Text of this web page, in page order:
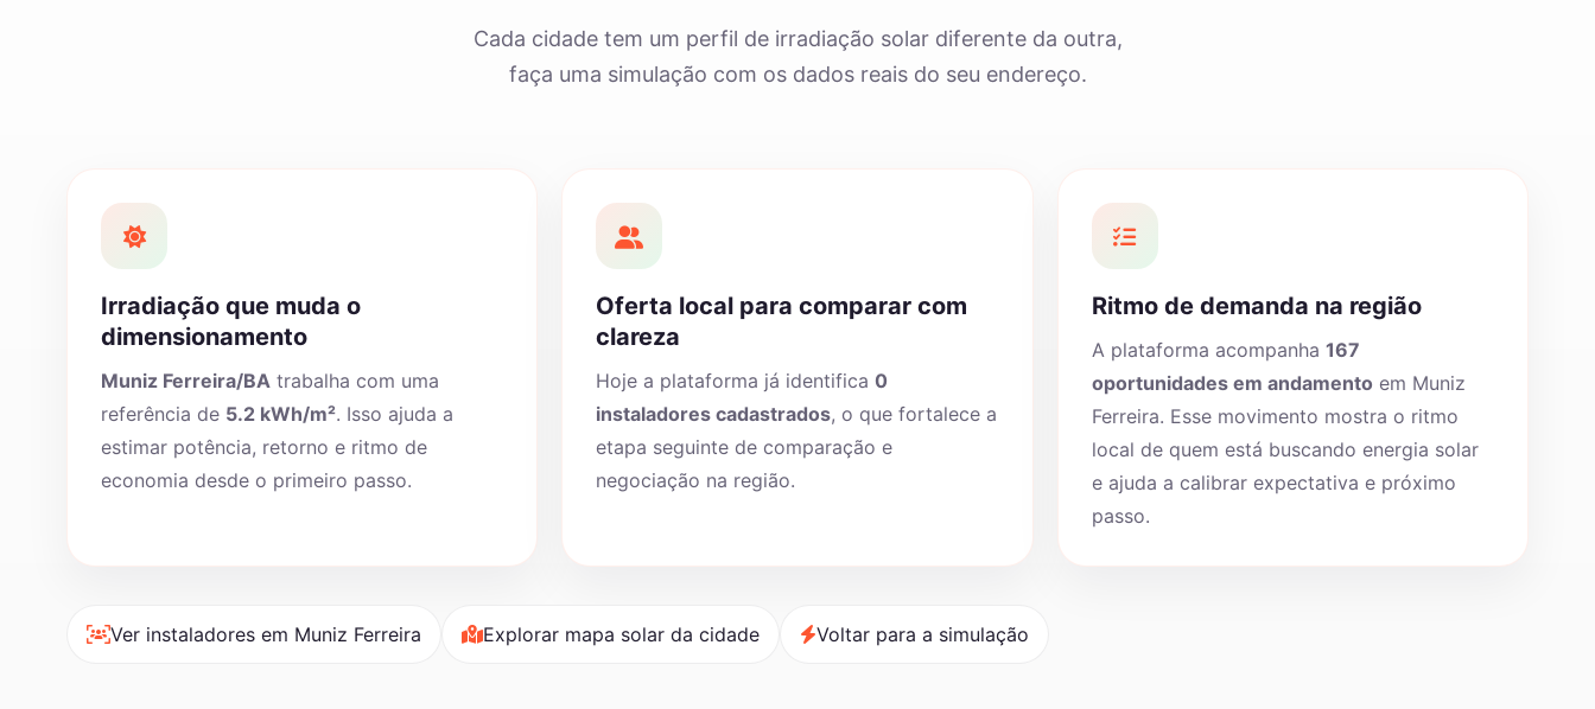
Cada cidade tem um perfil de irradiação solar diferente da outra,
faça uma simulação com os dados reais do seu endereço.
Irradiação que muda o
dimensionamento
Muniz Ferreira/BA trabalha com uma
referência de 5.2 kWh/m². Isso ajuda a
estimar potência, retorno e ritmo de
economia desde o primeiro passo.
Oferta local para comparar com
clareza
Hoje a plataforma já identifica0
instaladores cadastrados, o que fortalece a
etapa seguinte de comparação e
negociação na região.
Ritmo de demanda na região
A plataforma acompanha 167
oportunidades em andamento em Muniz
Ferreira. Esse movimento mostra o ritmo
local de quem está buscando energia solar
e ajuda a calibrar expectativa e próximo
passo.
Ver instaladores em Muniz Ferreira Explorar mapa solar da cidade Voltar para a simulação